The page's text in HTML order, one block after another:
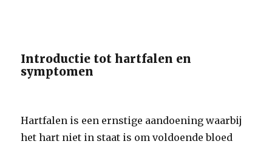
Introductie tot hartfalen en
symptomen
Hartfalen is een ernstige aandoening waarbij
het hart niet in staat is om voldoende bloed